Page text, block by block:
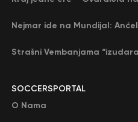
SOCCERSPORTAL
O Nama